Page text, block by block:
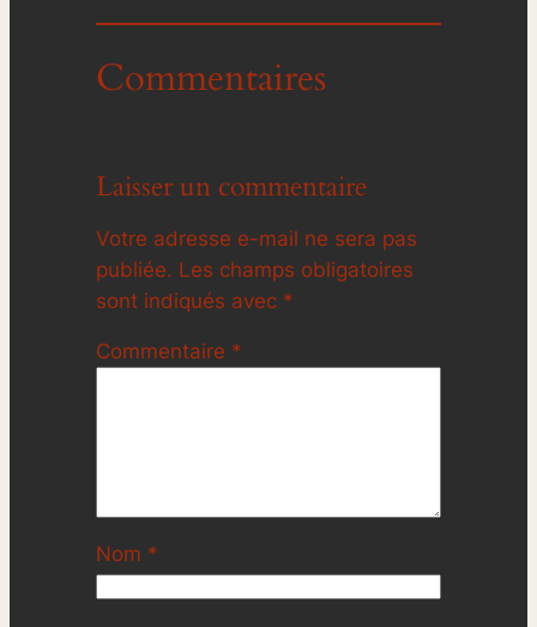
Commentaires
Laisser un commentaire
Votre adresse e-mail ne sera pas
publiée. Les champs obligatoires
sont indiqués avec *
Commentaire *
Nom *